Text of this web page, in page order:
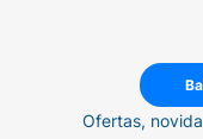
Ofertas,